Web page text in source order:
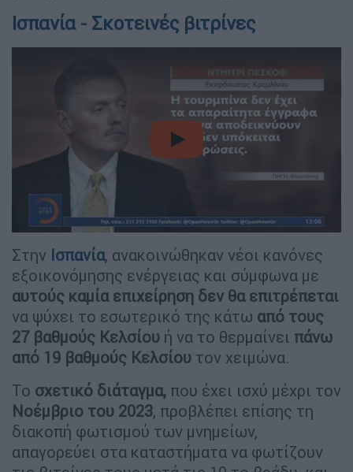
Ισπανία - Σκοτεινές βιτρίνες
video
Στην Ισπανία, ανακοινώθηκαν νέοι κανόνες
εξοικονόμησης ενέργειας και σύμφωνα με
αυτούς καμία επιχείρηση δεν θα επιτρέπεται
να ψύχει το εσωτερικό της κάτω από τους
27 βαθμούς Κελσίου ή να το θερμαίνει πάνω
από 19 βαθμούς Κελσίου τον χειμώνα.
Το σχετικό διάταγμα, που έχει ισχύ μέχρι τον
Νοέμβριο του 2023, προβλέπει επίσης τη
διακοπή φωτισμού των μνημείων,
απαγορεύει στα καταστήματα να φωτίζουν